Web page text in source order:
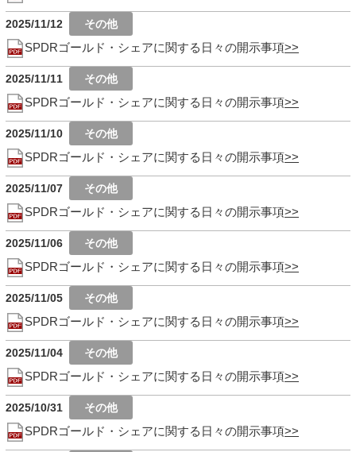
2025/11/12
SPDRゴールド・シェアに関する日々の開示事項
2025/11/11
SPDRゴールド・シェアに関する日々の開示事項
2025/11/10
SPDRゴールド・シェアに関する日々の開示事項
2025/11/07
SPDRゴールド・シェアに関する日々の開示事項
2025/11/06
SPDRゴールド・シェアに関する日々の開示事項
2025/11/05
SPDRゴールド・シェアに関する日々の開示事項
2025/11/04
SPDRゴールド・シェアに関する日々の開示事項
2025/10/31
SPDRゴールド・シェアに関する日々の開示事項